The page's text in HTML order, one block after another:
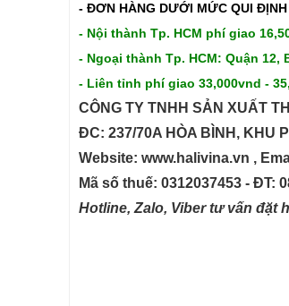
- ĐƠN HÀNG DƯỚI MỨC QUI ĐỊNH
- Nội thành Tp. HCM phí giao
- Ngoại thành Tp. HCM: Quận 12,
- Liên tỉnh phí giao 33,000vnd -
CÔNG TY TNHH SẢN XUẤT
ĐC: 237/70A HÒA BÌNH, KHU
Website: www.halivina.vn ,
Mã số thuế: 0312037453 - ĐT:
Hotline, Zalo, Viber tư vấn đặt